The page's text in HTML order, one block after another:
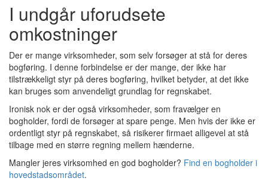
I undgår uforudsete
omkostninger
Der er mange virksomheder, som selv forsøger at stå for deres
bogføring. I denne forbindelse er der mange, der ikke har
tilstrækkeligt styr på deres bogføring, hvilket betyder, at det ikke
kan bruges som anvendeligt grundlag for regnskabet.
Ironisk nok er der også virksomheder, som fravælger en
bogholder, fordi de forsøger at spare penge. Men hvis der ikke er
ordentligt styr på regnskabet, så risikerer firmaet alligevel at stå
tilbage med en større regning mellem hænderne.
Mangler jeres virksomhed en god bogholder? Find en bogholder i
hovedstadsområdet.